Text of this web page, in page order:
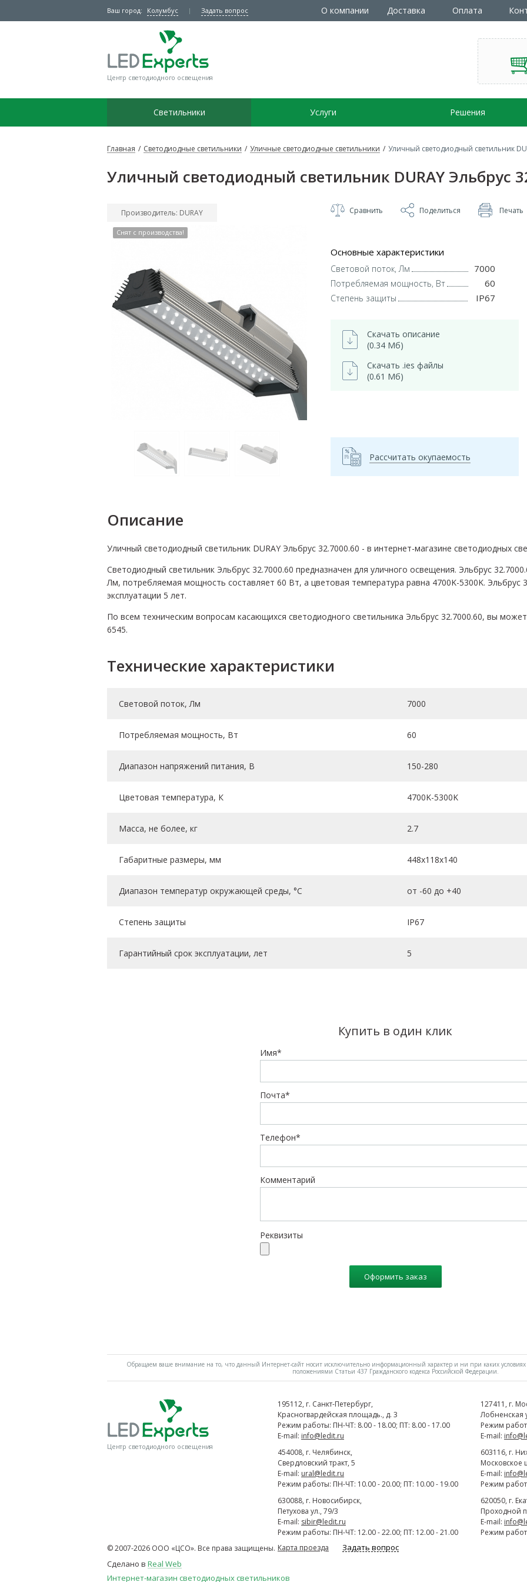
Ваш город: Колумбус Задать вопрос О компании Доставка Оплата
Центр светодиодного освещения
Светильники Услуги Решения
Главная / Светодиодные светильники / Уличные светодиодные светильники / Уличный светодиодный светильник
Уличный светодиодный светильник DURAY Эльбрус
Производитель: DURAY
Снят с производства!
Сравнить Поделиться Печать
Основные характеристики
Световой поток, Лм 7000
Потребляемая мощность, Вт 60
Степень защиты IP67
Скачать описание
(0.34 Мб)
Скачать .ies файлы
(0.61 Мб)
Рассчитать окупаемость
Описание
Уличный светодиодный светильник DURAY Эльбрус 32.7000.60 - в интернет-магазине светодиодных
Светодиодный светильник Эльбрус 32.7000.60 предназначен для уличного освещения. Эльбрус
Лм, потребляемая мощность составляет 60 Вт, а цветовая температура равна 4700K-5300K. Эльбрус
эксплуатации 5 лет.
По всем техническим вопросам касающихся светодиодного светильника Эльбрус 32.7000.60, вы
6545.
Технические характеристики
Световой поток, Лм 7000
Потребляемая мощность, Вт 60
Диапазон напряжений питания, В 150-280
Цветовая температура, К 4700K-5300K
Масса, не более, кг 2.7
Габаритные размеры, мм 448х118х140
Диапазон температур окружающей среды, °C от -60 до +40
Степень защиты IP67
Гарантийный срок эксплуатации, лет 5
Купить в один клик
Имя*
Почта*
Телефон*
Комментарий
Реквизиты
Оформить заказ
Обращаем ваше внимание на то, что данный Интернет-сайт носит исключительно информационный характер и ни при каких условиях
положениями Статьи 437 Гражданского кодекса Российской Федерации.
Центр светодиодного освещения
195112, г. Cанкт-Петербург,
Красногвардейская площадь., д. 3
Режим работы: ПН-ЧТ: 8.00 - 18.00; ПТ: 8.00 - 17.00
E-mail: info@ledit.ru
127411 , г.
Лобненская
Режим
E-mail:
454008, г. Челябинск,
Свердловский тракт, 5
E-mail: ural@ledit.ru
Режим работы: ПН-ЧТ: 10.00 - 20.00; ПТ: 10.00 - 19.00
603116, г.
Московское
E-mail:
Режим
630088, г. Новосибирск,
Петухова ул., 79/3
E-mail: sibir@ledit.ru
Режим работы: ПН-ЧТ: 12.00 - 22.00; ПТ: 12.00 - 21.00
620050, г.
Проходной
E-mail:
Режим
Карта проезда
Задать вопрос
© 2007-2026 ООО «ЦСО». Все права защищены.
Сделано в Real Web
Интернет-магазин светодиодных светильников